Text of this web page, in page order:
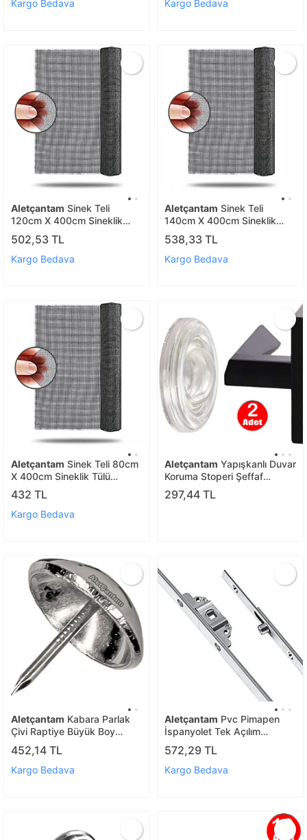
Kargo Bedava Kargo Bedava
Aletçantam Sinek Teli
120cm X 400cm Sineklik
Tülü Fiberglass (güneşe
Dayanıklı)
502,53 TL
Kargo Bedava
Aletçantam Sinek Teli
140cm X 400cm Sineklik
Tülü Fiberglass (güneşe
Dayanıklı)
538,33 TL
Kargo Bedava
Aletçantam Sinek Teli 80cm
X 400cm Sineklik Tülü
Fiberglass (güneşe
Dayanıklı)
432 TL
Kargo Bedava
Aletçantam Yapışkanlı Duvar
Koruma Stoperi Şeffaf
Silikonlu Kapı Kolu Tamponu -
2 Adet
297,44 TL
Aletçantam Kabara Parlak
Çivi Raptiye Büyük Boy
100'lü Paket
452,14 TL
Kargo Bedava
Aletçantam Pvc Pimapen
İspanyolet Tek Açılım
Pencere Kilidi - 100cm
572,29 TL
Kargo Bedava